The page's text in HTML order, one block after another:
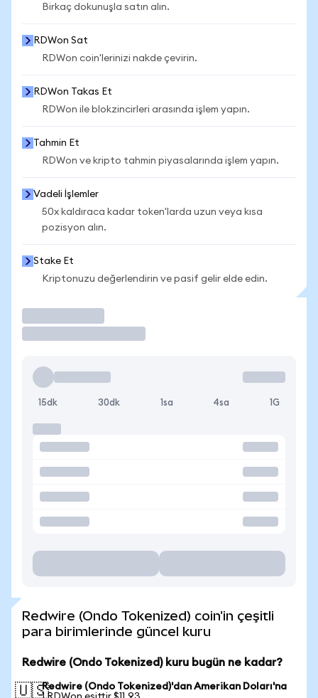
Birkaç dokunuşla satın alın.
RDWon Sat
RDWon coin'lerinizi nakde çevirin.
RDWon Takas Et
RDWon ile blokzincirleri arasında işlem yapın.
Tahmin Et
RDWon ve kripto tahmin piyasalarında işlem yapın.
Vadeli İşlemler
50x kaldıraca kadar token'larda uzun veya kısa
pozisyon alın.
Stake Et
Kriptonuzu değerlendirin ve pasif gelir elde edin.
15dk 30dk 1sa 4sa 1G
Redwire (Ondo Tokenized) coin'in çeşitli
para birimlerinde güncel kuru
Redwire (Ondo Tokenized) kuru bugün ne kadar?
🇺🇸Redwire (Ondo Tokenized)'dan Amerikan Doları'na